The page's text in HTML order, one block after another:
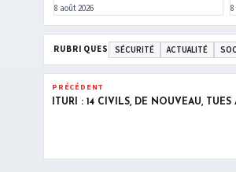
8 août 2026
RUBRIQUES SÉCURITÉ ACTUALITÉ
PRÉCÉDENT
ITURI : 14 CIVILS, DE NOUVEAU,